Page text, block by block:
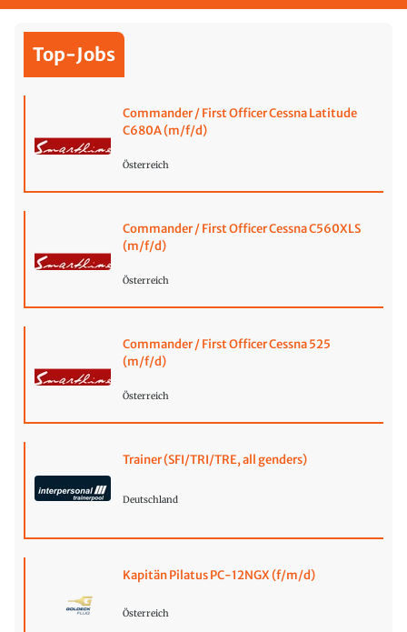
Top-Jobs
Commander / First Officer Cessna Latitude
C680A (m/f/d)
Österreich
Commander / First Officer Cessna C560XLS
(m/f/d)
Österreich
Commander / First Officer Cessna 525
(m/f/d)
Österreich
Trainer (SFI/TRI/TRE, all genders)
Deutschland
Kapitän Pilatus PC-12NGX (f/m/d)
Österreich